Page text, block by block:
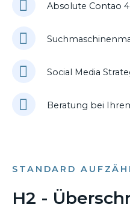
Absolute Contao
Social Media
Beratung bei
STANDARD
H2 -